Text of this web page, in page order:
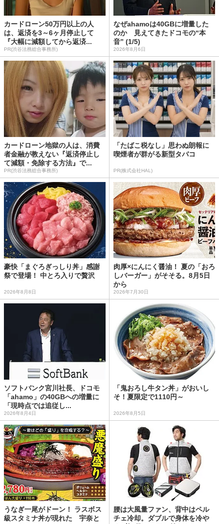
カードローン50万円以上の人
は、返済を3～6ヶ月停止して
『大幅に減額してから返済...
PR(渋谷法務総合事務所)
なぜahamoは40GBに増量した
のか 見えてきたドコモの“本
音” (1/5)
2026年8月6日
カードローン地獄の人は、消費
者金融が教えない『返済停止し
て減額・免除する方法』で...
PR(渋谷法務総合事務所)
「たばこ税なし」思わぬ朗報に
喫煙者が群がる新型タバコ
PR(株式会社HAL)
豪快「まぐろぎっしり丼」感謝
祭で登場！ 中とろ入りで贅沢
2026年8月8日
肉厚×にんにく醤油！ 夏の「おろ
しバーガー」がそそる。8月5日
から
2026年7月30日
ソフトバンク宮川社長、ドコモ
「ahamo」の40GBへの増量に
「現時点では追従し...
2026年8月4日
「鬼おろし牛タン丼」がおいし
そ！夏限定で1110円～
2026年8月5日
うなぎ一尾がドーン！ ラスボス
級スタミナ丼が現れた 宇奈と
腰は大風量ファン、背中はペル
チェ冷却。ダブルで身体を冷や